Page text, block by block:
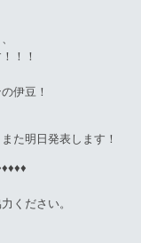
！！
伊豆！
た明日発表します！
ください。